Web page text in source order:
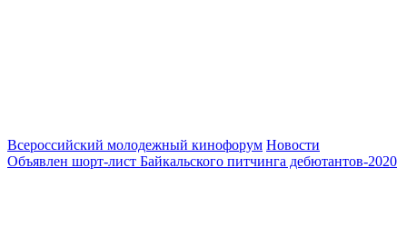
Всероссийский молодежный кинофорум Новости
Объявлен шорт-лист Байкальского питчинга дебютантов-2020